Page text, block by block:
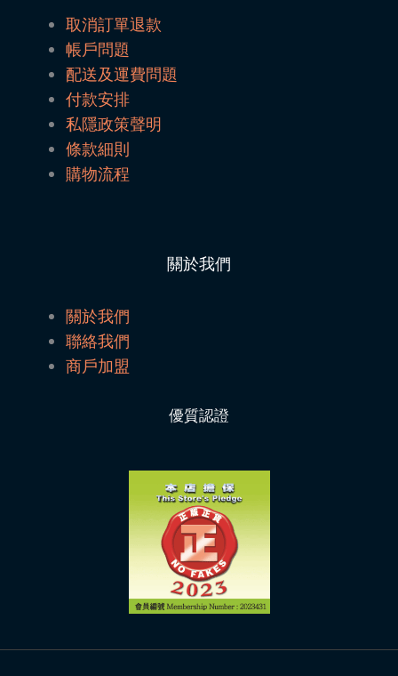
取消訂單退款
帳戶問題
配送及運費問題
付款安排
私隱政策聲明
條款細則
購物流程
關於我們
關於我們
聯絡我們
商戶加盟
優質認證